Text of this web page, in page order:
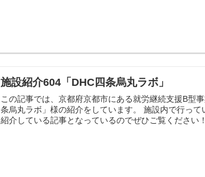
施設紹介604「DHC四条烏丸ラボ」
この記事では、京都府京都市にある就労継続支援B型
条烏丸ラボ」様の紹介をしています。 施設内で行って
紹介している記事となっているのでぜひご覧ください！